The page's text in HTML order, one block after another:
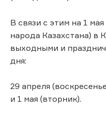
В связи с этим на 1
народа Казахстана) в
выходными и
дня:
29 апреля
и 1 мая (вторник).